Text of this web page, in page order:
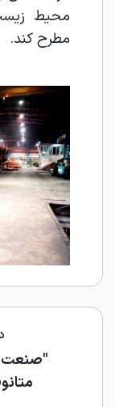
محیط
مطرح کند.
"صنعت